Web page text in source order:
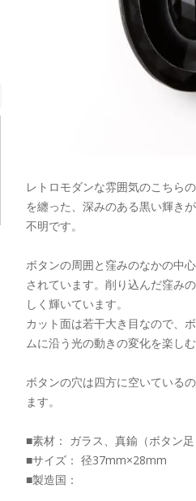
レトロモダンな雰囲気のこちら
を纏った、深みのある黒い輝き
不明です。
ボタンの周囲と窪みのなかの中
されています。削り込んだ窪み
しく輝いています。
カット面は若干大き目なので、
ムに沿う光の動きの変化を楽しむ
ボタンの穴は四方に空いている
ます。
■素材： ガラス、真鍮（ボタン足
■サイズ： 径37mm×28mm
■製造国：